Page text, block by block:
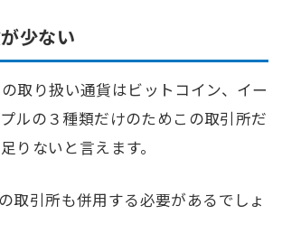
少ない
取り扱い通貨はビットコイン、イー
ルの３種類だけのためこの取引所だ
りないと言えます。
取引所も併用する必要があるでしょ